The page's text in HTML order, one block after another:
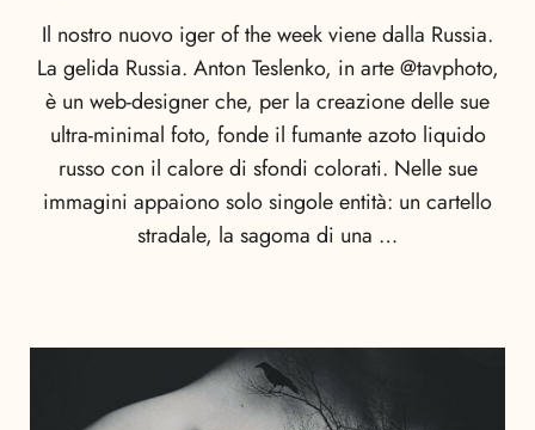
Il nostro nuovo iger of the week viene dalla Russia.
La gelida Russia. Anton Teslenko, in arte @tavphoto,
è un web-designer che, per la creazione delle sue
ultra-minimal foto, fonde il fumante azoto liquido
russo con il calore di sfondi colorati. Nelle sue
immagini appaiono solo singole entità: un cartello
stradale, la sagoma di una …